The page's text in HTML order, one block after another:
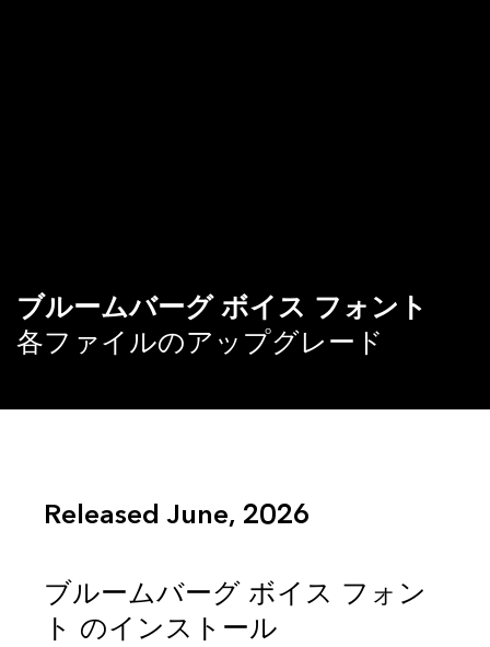
ブルームバーグ ボイス フォント
各ファイルのアップグレード
Released June, 2026
ブルームバーグ ボイス フォン
ト のインストール